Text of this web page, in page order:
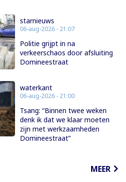
starnieuws
06-aug-2026 - 21:07
Politie grijpt in na
verkeerschaos door afsluiting
Domineestraat
waterkant
06-aug-2026 - 21:00
Tsang: “Binnen twee weken
denk ik dat we klaar moeten
zijn met werkzaamheden
Domineestraat”
MEER